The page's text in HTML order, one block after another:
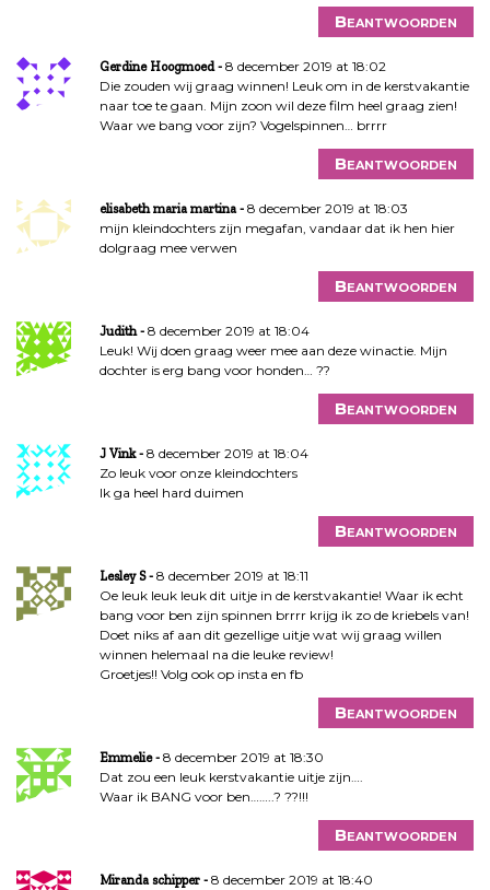
Beantwoorden
Gerdine Hoogmoed
8 december 2019 at 18:02
Die zouden wij graag winnen! Leuk om in de kerstvakantie
naar toe te gaan. Mijn zoon wil deze film heel graag zien!
Waar we bang voor zijn? Vogelspinnen… brrrr
Beantwoorden
elisabeth maria martina
8 december 2019 at 18:03
mijn kleindochters zijn megafan, vandaar dat ik hen hier
dolgraag mee verwen
Beantwoorden
Judith
8 december 2019 at 18:04
Leuk! Wij doen graag weer mee aan deze winactie. Mijn
dochter is erg bang voor honden… ??
Beantwoorden
J Vink
8 december 2019 at 18:04
Zo leuk voor onze kleindochters
Ik ga heel hard duimen
Beantwoorden
Lesley S
8 december 2019 at 18:11
Oe leuk leuk leuk dit uitje in de kerstvakantie! Waar ik echt
bang voor ben zijn spinnen brrrr krijg ik zo de kriebels van!
Doet niks af aan dit gezellige uitje wat wij graag willen
winnen helemaal na die leuke review!
Groetjes!! Volg ook op insta en fb
Beantwoorden
Emmelie
8 december 2019 at 18:30
Dat zou een leuk kerstvakantie uitje zijn….
Waar ik BANG voor ben……..? ??!!!
Beantwoorden
Miranda schipper
8 december 2019 at 18:40